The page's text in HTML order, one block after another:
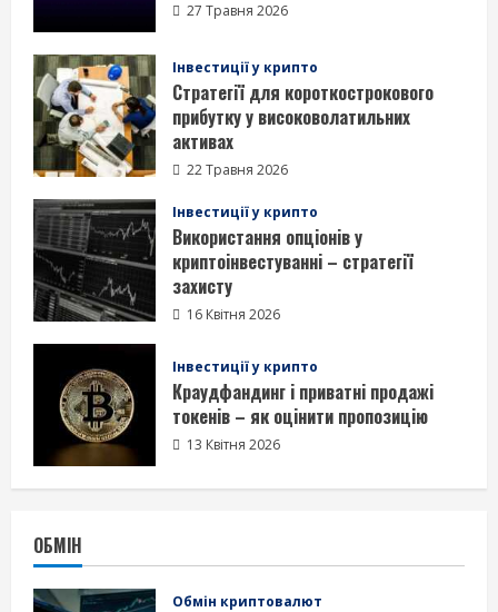
27 Травня 2026
Інвестиції у крипто
Стратегії для короткострокового
прибутку у високоволатильних
активах
22 Травня 2026
Інвестиції у крипто
Використання опціонів у
криптоінвестуванні – стратегії
захисту
16 Квітня 2026
Інвестиції у крипто
Краудфандинг і приватні продажі
токенів – як оцінити пропозицію
13 Квітня 2026
ОБМІН
Обмін криптовалют